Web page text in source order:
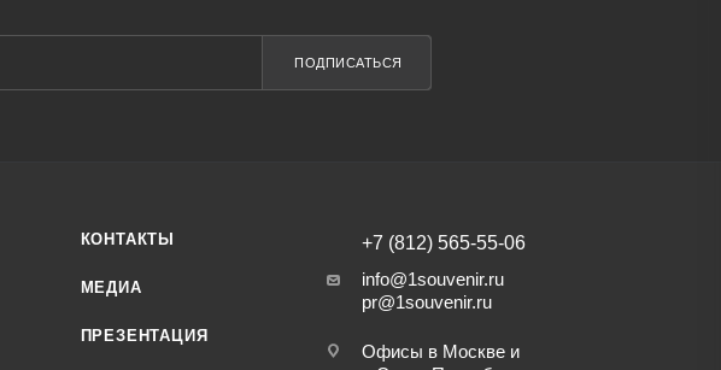
ПОДПИСАТЬСЯ
КОНТАКТЫ
МЕДИА
ПРЕЗЕНТАЦИЯ
+7 (812) 565-55-06
info@1souvenir.ru
pr@1souvenir.ru
Офисы в Москве и